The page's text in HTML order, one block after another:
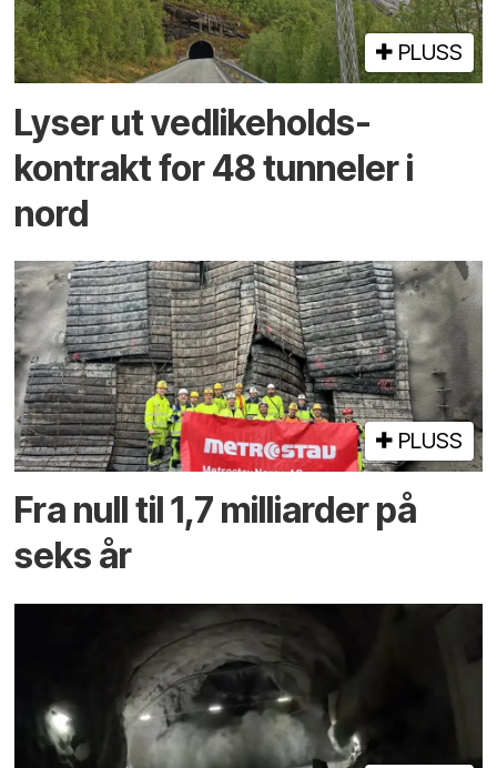
PLUSS
Lyser ut vedlikeholds­
kontrakt for 48 tunneler i
nord
PLUSS
Fra null til 1,7 milliarder på
seks år